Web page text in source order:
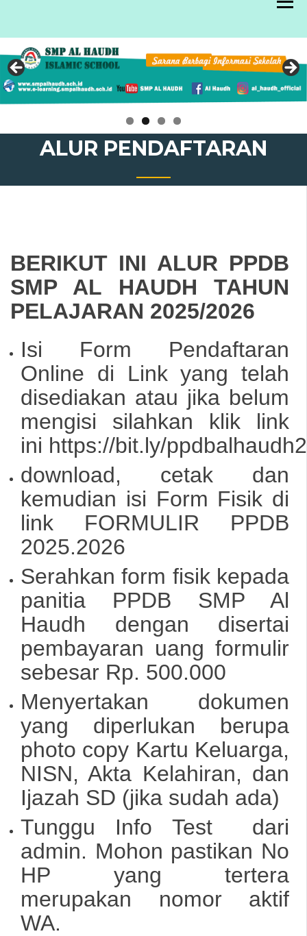
content
ALUR PENDAFTARAN
BERIKUT INI ALUR PPDB
SMP AL HAUDH TAHUN
PELAJARAN 2025/2026
Isi Form Pendaftaran
Online di Link yang telah
disediakan atau jika belum
mengisi silahkan klik link
ini https://bit.ly/
download, cetak dan
kemudian isi Form Fisik di
link FORMULIR PPDB
2025.2026
Serahkan form fisik kepada
panitia PPDB SMP Al
Haudh dengan disertai
pembayaran uang formulir
sebesar Rp. 500.000
Menyertakan dokumen
yang diperlukan berupa
photo copy Kartu Keluarga,
NISN, Akta Kelahiran, dan
Ijazah SD (jika sudah ada)
Tunggu Info Test dari
admin. Mohon pastikan No
HP yang tertera
merupakan nomor aktif
WA.